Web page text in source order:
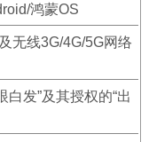
鸿蒙OS
无线3G/4G/5G网络
白发”及其授权的“出